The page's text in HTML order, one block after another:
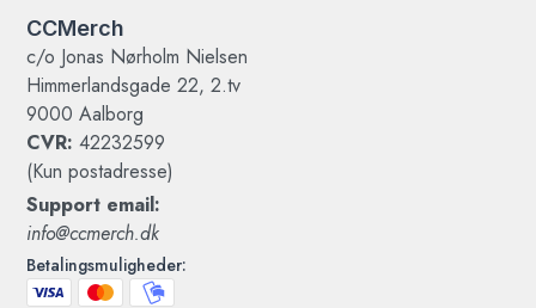
CCMerch
c/o Jonas Nørholm Nielsen
Himmerlandsgade 22, 2.tv
9000 Aalborg
CVR: 42232599
(Kun postadresse)
Support email:
info@ccmerch.dk
Betalingsmuligheder: